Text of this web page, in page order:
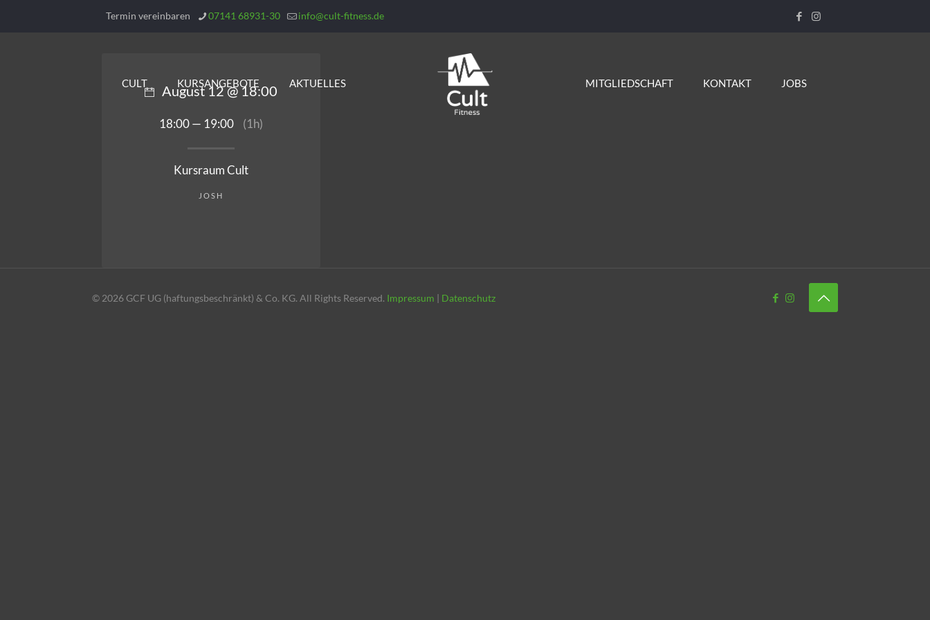
Termin vereinbaren 07141 68931-30 info@cult-fitness.de
CULT KURSANGEBOTE AKTUELLES MITGLIEDSCHAFT KONTAKT JOBS
August 12 @ 18:00
18:00 — 19:00 (1h)
Kursraum Cult
JOSH
© 2026 GCF UG (haftungsbeschränkt) & Co. KG. All Rights Reserved. Impressum Datenschutz